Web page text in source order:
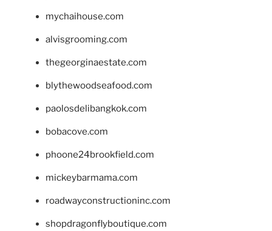
mychaihouse.com
alvisgrooming.com
thegeorginaestate.com
blythewoodseafood.com
paolosdelibangkok.com
bobacove.com
phoone24brookfield.com
mickeybarmama.com
roadwayconstructioninc.com
shopdragonflyboutique.com